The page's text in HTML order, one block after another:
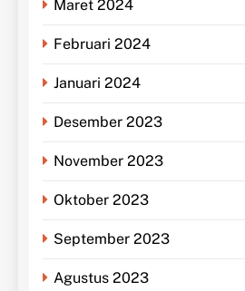
Maret 2024
Februari 2024
Januari 2024
Desember 2023
November 2023
Oktober 2023
September 2023
Agustus 2023